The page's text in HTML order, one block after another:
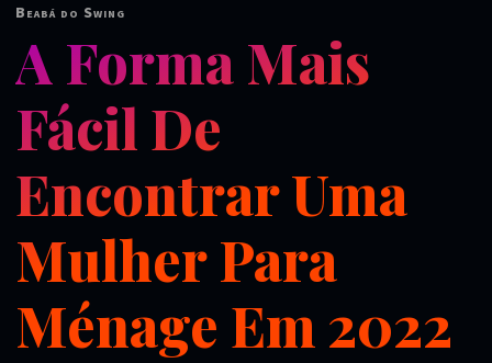
Beabá do Swing
A Forma Mais
Fácil De
Encontrar Uma
Mulher Para
Ménage Em 2022